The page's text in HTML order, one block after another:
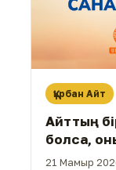
Құрбан Айт
Айттың
болса,
21 Мамыр